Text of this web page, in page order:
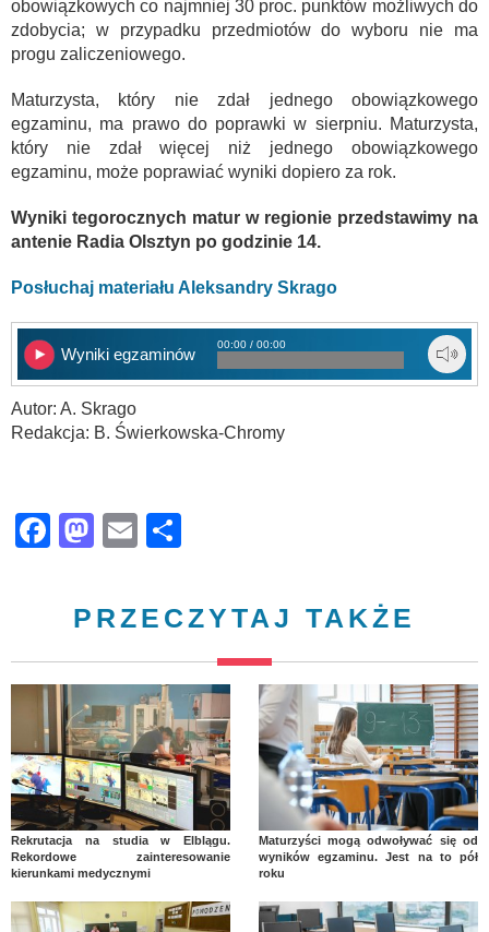
obowiązkowych co najmniej 30 proc. punktów możliwych do
zdobycia; w przypadku przedmiotów do wyboru nie ma
progu zaliczeniowego.
Maturzysta, który nie zdał jednego obowiązkowego
egzaminu, ma prawo do poprawki w sierpniu. Maturzysta,
który nie zdał więcej niż jednego obowiązkowego
egzaminu, może poprawiać wyniki dopiero za rok.
Wyniki tegorocznych matur w regionie przedstawimy na
antenie Radia Olsztyn po godzinie 14.
Posłuchaj materiału Aleksandry Skrago
Wyniki egzaminów
00:00 / 00:00
Autor: A. Skrago
Redakcja: B. Świerkowska-Chromy
Facebook
Mastodon
Email
PRZECZYTAJ TAKŻE
Rekrutacja na studia w Elblągu.
Rekordowe zainteresowanie
kierunkami medycznymi
Maturzyści mogą odwoływać się od
wyników egzaminu. Jest na to pół
roku